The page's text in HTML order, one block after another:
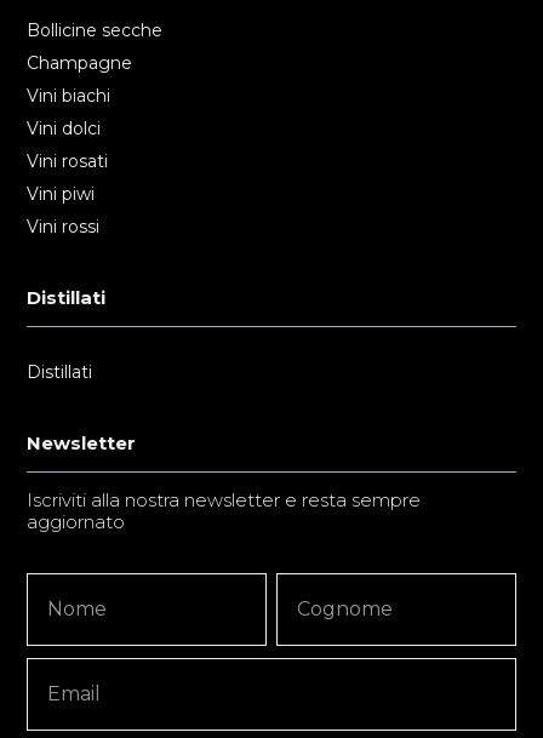
Bollicine secche
Champagne
Vini biachi
Vini dolci
Vini rosati
Vini piwi
Vini rossi
Distillati
Distillati
Newsletter
Iscriviti alla nostra newsletter e resta sempre
aggiornato
Signup
Copy